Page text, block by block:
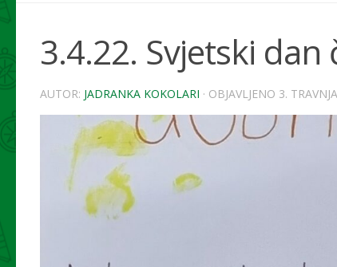
3.4.22. Svjetski
AUTOR: JADRANKA KOKOLARI · OBJAVLJENO 3.